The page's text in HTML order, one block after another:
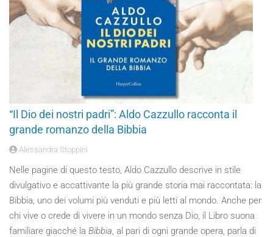
“Il Dio dei nostri padri”: Aldo Cazzullo racconta il
grande romanzo della Bibbia
Alessandra Stoppini
Nelle pagine di questo testo, Aldo Cazzullo descrive in stile
divulgativo e accattivante la più grande storia mai raccontata: la
Bibbia, uno dei volumi più venduti e più letti al mondo. Anche per
chi vive o crede di vivere in un mondo senza Dio, il Libro suona
familiare giacché la Bibbia, al pari di ogni grande opera, parla di